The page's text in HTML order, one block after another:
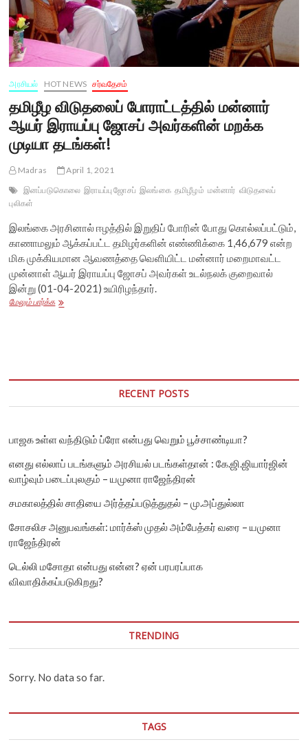
அரசியல் HOT NEWS சர்வதேசம்
தமிழீழ விடுதலைப் போராட்டத்தில் மன்னார்
ஆயர் இராயப்பு ஜோசப் அவர்களின் மறக்க
முடியா தடங்கள்!
Madras
April 1, 2021
இனப்படுகொலை இராயப்பு ஜோசப் இலங்கை தமிழீழம் மன்னார் விடுதலைப்
புலிகள்
இலங்கை அரசினால் ஈழத்தில் இறுதிப் போரின் போது கொல்லப்பட்டும்,
காணாமலும் ஆக்கப்பட்ட தமிழர்களின் எண்ணிக்கை 1,46,679 என்ற
மிக முக்கியமான ஆவணத்தை வெளியிட்ட மன்னார் மறைமாவட்ட
முன்னாள் ஆயர் இராயப்பு ஜோசப் அவர்கள் உடல்நலக் குறைவால்
இன்று (01-04-2021) உயிரிழந்தார்.
மேலும் பார்க்கதமிழீழ
RECENT POSTS
பாஜக உள்ள வந்திடும் ப்ரோ என்பது வெறும் பூச்சாண்டியா?
எனது எல்லாப் படங்களும் அரசியல் படங்கள்தான் : கே.ஜி.ஜியார்ஜின்
வாழ்வும் படைப்புலகும் – யமுனா ராஜேந்திரன்
சமகாலத்தில் சாதியை அர்த்தப்படுத்துதல் – மு.அப்துல்லா
சோசலிச அனுபவங்கள்: மார்க்ஸ் முதல் அம்பேத்கர் வரை – யமுனா
ராஜேந்திரன்
டெல்லி மசோதா என்பது என்ன? ஏன் பரபரப்பாக
விவாதிக்கப்படுகிறது?
TRENDING
Sorry. No data so far.
TAGS